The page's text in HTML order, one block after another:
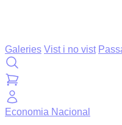
Galeries Vist i no vist
Economia Nacional